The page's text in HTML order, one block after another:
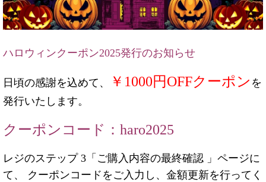
ハロウィンクーポン2025発行のお知らせ
日頃の感謝を込めて、 ￥1000円OFFクーポン を
発行いたします。
クーポンコード：haro2025
レジのステップ 3「ご購入内容の最終確認 」ページに
て、 クーポンコードをご入力し、金額更新を行ってく